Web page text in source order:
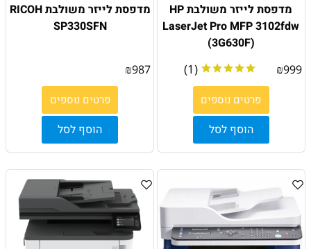
מדפסת לייזר משולבת HP
LaserJet Pro MFP 3102fdw
(3G630F)
₪999
(1)
פרטים נוספים
הוסף לסל
מדפסת לייזר משולבת RICOH
SP330SFN
₪987
פרטים נוספים
הוסף לסל